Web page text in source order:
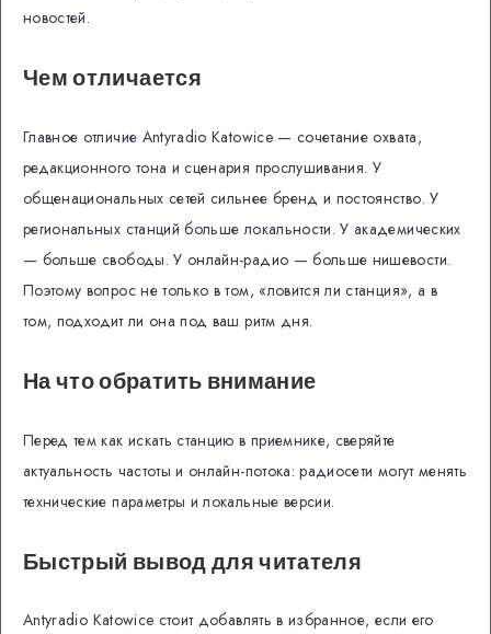
новостей.
Чем отличается
Главное отличие Antyradio Katowice — сочетание охвата,
редакционного тона и сценария прослушивания. У
общенациональных сетей сильнее бренд и постоянство. У
региональных станций больше локальности. У академических
— больше свободы. У онлайн-радио — больше нишевости.
Поэтому вопрос не только в том, «ловится ли станция», а в
том, подходит ли она под ваш ритм дня.
На что обратить внимание
Перед тем как искать станцию в приемнике, сверяйте
актуальность частоты и онлайн-потока: радиосети могут менять
технические параметры и локальные версии.
Быстрый вывод для читателя
Antyradio Katowice стоит добавлять в избранное, если его